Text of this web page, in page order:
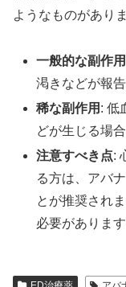
ようなものがありま
一般的な副作用
渇きなどが報
稀な副作用 : 低
どが生じる場
注意すべき点:
る方は、アバ
とが推奨され
必要があります